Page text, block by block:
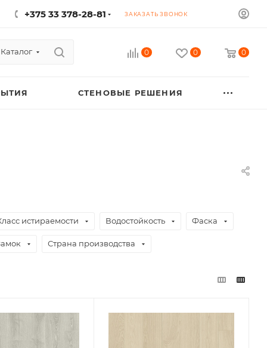
+375 33 378-28-81 ЗАКАЗАТЬ ЗВОНОК
Каталог 0 0 0
СТЕНОВЫЕ РЕШЕНИЯ
истираемости Водостойкость Фаска
Страна производства